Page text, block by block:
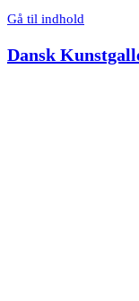
Gå til indhold
Dansk